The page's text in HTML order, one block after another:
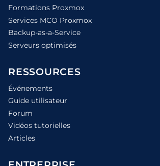
Formations Proxmox
Services MCO Proxmox
Backup-as-a-Service
Serveurs optimisés
RESSOURCES
Événements
Guide utilisateur
Forum
Vidéos tutorielles
Articles